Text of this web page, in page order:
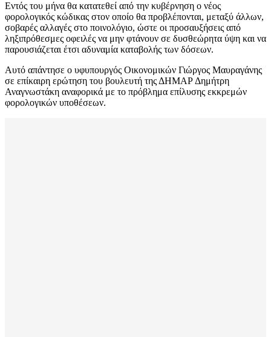
Εντός του μήνα θα κατατεθεί από την κυβέρνηση ο νέος
φορολογικός κώδικας στον οποίο θα προβλέπονται, μεταξύ άλλων,
σοβαρές αλλαγές στο ποινολόγιο, ώστε οι προσαυξήσεις από
ληξιπρόθεσμες οφειλές να μην φτάνουν σε δυσθεώρητα ύψη και να
παρουσιάζεται έτσι αδυναμία καταβολής των δόσεων.
Aυτό απάντησε ο υφυπουργός Οικονομικών Γιώργος Μαυραγάνης
σε επίκαιρη ερώτηση του βουλευτή της ΔΗΜΑΡ Δημήτρη
Αναγνωστάκη αναφορικά με το πρόβλημα επίλυσης εκκρεμών
φορολογικών υποθέσεων.